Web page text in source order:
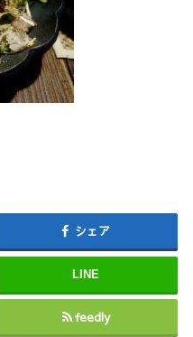
シェア
LINE
feedly